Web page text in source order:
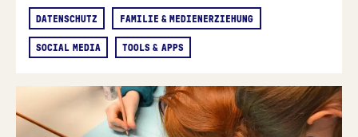
DATENSCHUTZ FAMILIE & MEDIENERZIEHUNG
SOCIAL MEDIA TOOLS & APPS